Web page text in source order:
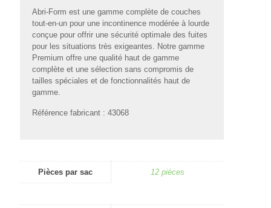
Abri-Form est une gamme complète de couches
tout-en-un pour une incontinence modérée à lourde
conçue pour offrir une sécurité optimale des fuites
pour les situations très exigeantes. Notre gamme
Premium offre une qualité haut de gamme
complète et une sélection sans compromis de
tailles spéciales et de fonctionnalités haut de
gamme.
Référence fabricant : 43068
Pièces par sac 12 pièces